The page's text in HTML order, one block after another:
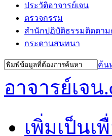
ประวัติอาจารย์เจน
ตรวจกรรม
สำนักปฏิบัติธรรมติดตา
กระดานสนทนา
ค้น
อาจารย์เจน
เพิ่มเป็นเ